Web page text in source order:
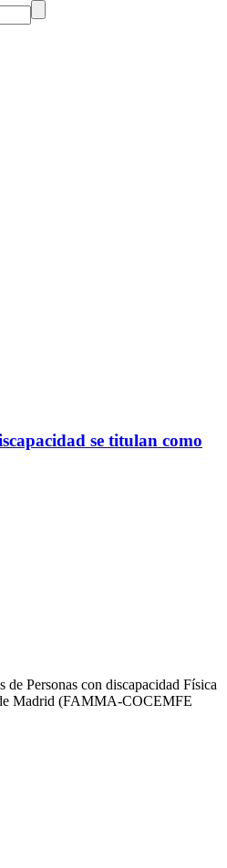
se titulan como
Personas con discapacidad Física
Madrid (FAMMA-COCEMFE